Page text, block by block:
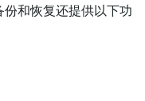
和恢复还提供以下功